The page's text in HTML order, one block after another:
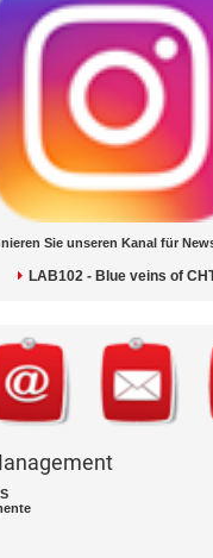
Sie unseren Kanal für
LAB102 - Blue veins of